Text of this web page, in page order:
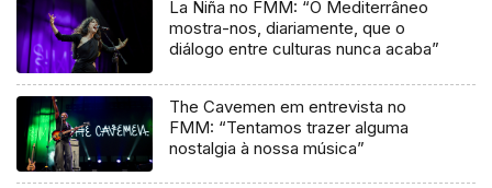
La Niña no FMM: “O Mediterrâneo
mostra-nos, diariamente, que o
diálogo entre culturas nunca acaba”
The Cavemen em entrevista no
FMM: “Tentamos trazer alguma
nostalgia à nossa música”